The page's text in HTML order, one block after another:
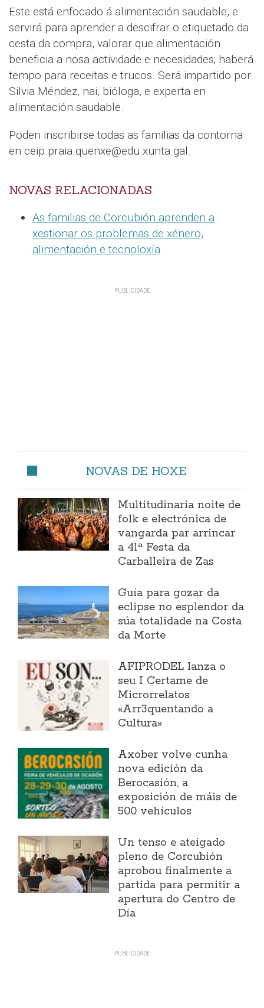
Este está enfocado á alimentación saudable, e
servirá para aprender a descifrar o etiquetado da
cesta da compra, valorar que alimentación
beneficia a nosa actividade e necesidades; haberá
tempo para receitas e trucos. Será impartido por
Silvia Méndez, nai, bióloga, e experta en
alimentación saudable.
Poden inscribirse todas as familias da contorna
en ceip.praia.quenxe@edu.xunta.gal.
NOVAS RELACIONADAS
As familias de Corcubión aprenden a
xestionar os problemas de xénero,
alimentación e tecnoloxía.
NOVAS DE HOXE
Multitudinaria noite de
folk e electrónica de
vangarda par arrincar
a 41ª Festa da
Carballeira de Zas
Guía para gozar da
eclipse no esplendor da
súa totalidade na Costa
da Morte
AFIPRODEL lanza o
seu I Certame de
Microrrelatos
«Arr3quentando a
Cultura»
Axober volve cunha
nova edición da
Berocasión, a
exposición de máis de
500 vehículos
Un tenso e ateigado
pleno de Corcubión
aprobou finalmente a
partida para permitir a
apertura do Centro de
Día